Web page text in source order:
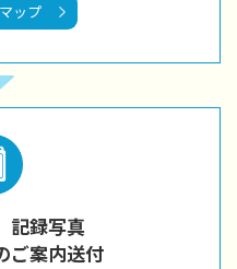
ップ
記録写真
ご案内送付